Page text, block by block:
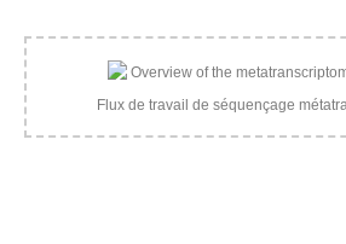
Flux de travail de séquençage